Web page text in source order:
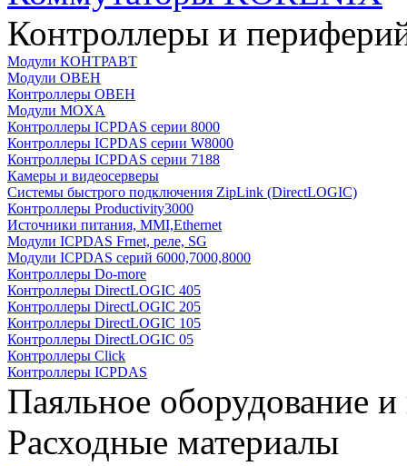
Контроллеры и
Модули КОНТРАВТ
Модули ОВЕН
Контроллеры ОВЕН
Модули MOXA
Контроллеры ICPDAS серии 8000
Контроллеры ICPDAS серии W8000
Контроллеры ICPDAS серии 7188
Камеры и видеосерверы
Системы быстрого подключения ZipLink (DirectLOGIC)
Контроллеры Productivity3000
Источники питания, MMI,Ethernet
Модули ICPDAS Frnet, реле, SG
Модули ICPDAS серий 6000,7000,8000
Контроллеры Do-more
Контроллеры DirectLOGIC 405
Контроллеры DirectLOGIC 205
Контроллеры DirectLOGIC 105
Контроллеры DirectLOGIC 05
Контроллеры Click
Контроллеры ICPDAS
Паяльное оборудование
Расходные материалы